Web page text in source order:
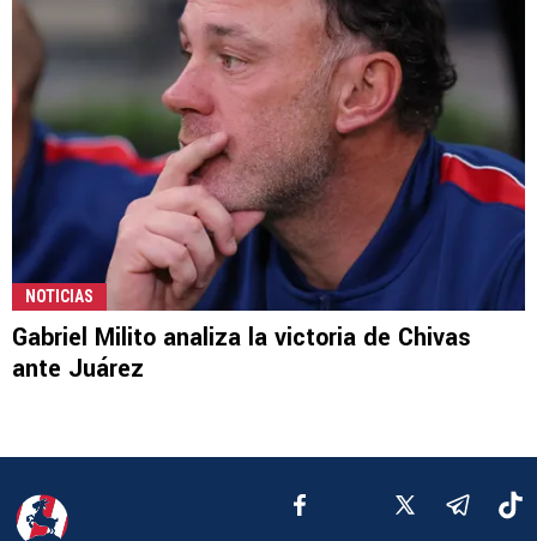
NOTICIAS
Gabriel Milito analiza la victoria de Chivas
ante Juárez